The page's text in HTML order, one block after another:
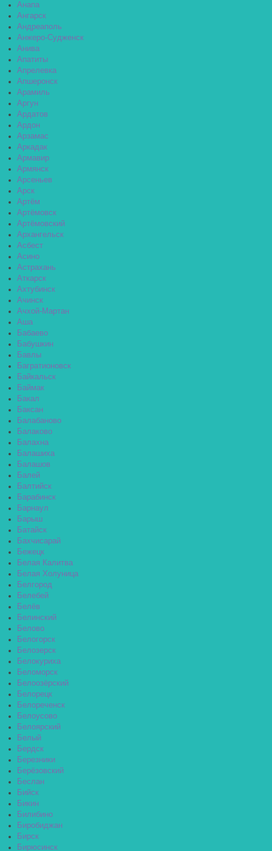
Анапа
Ангарск
Андреаполь
Анжеро-Судженск
Анива
Апатиты
Апрелевка
Апшеронск
Арамиль
Аргун
Ардатов
Ардон
Арзамас
Аркадак
Армавир
Армянск
Арсеньев
Арск
Артём
Артёмовск
Артёмовский
Архангельск
Асбест
Асино
Астрахань
Аткарск
Ахтубинск
Ачинск
Ачхой-Мартан
Аша
Бабаево
Бабушкин
Бавлы
Багратионовск
Байкальск
Баймак
Бакал
Баксан
Балабаново
Балаково
Балахна
Балашиха
Балашов
Балей
Балтийск
Барабинск
Барнаул
Барыш
Батайск
Бахчисарай
Бежецк
Белая Калитва
Белая Холуница
Белгород
Белебей
Белёв
Белинский
Белово
Белогорск
Белозерск
Белокуриха
Беломорск
Белоозёрский
Белорецк
Белореченск
Белоусово
Белоярский
Белый
Бердск
Березники
Берёзовский
Беслан
Бийск
Бикин
Билибино
Биробиджан
Бирск
Бирюсинск